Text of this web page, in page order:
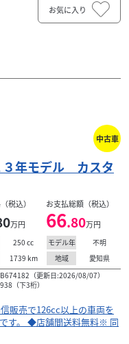
お気に入り
中古車
年モデル カスタ
税込）
万円
お支払総額（税込）
66.80万円
250 cc モデル年
不明
1739 km 地域
愛知県
（更新日:2026/08/07）
（下3桁）
売で126cc以上の車両を
す。 ◆店舗間送料無料※ 同